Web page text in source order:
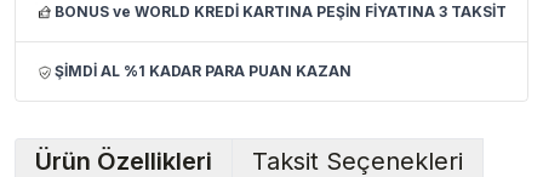
BONUS ve WORLD KREDİ KARTINA PEŞİN FİYATINA 3 TAKSİT
ŞİMDİ AL %1 KADAR PARA PUAN KAZAN
Ürün Özellikleri Taksit Seçenekleri